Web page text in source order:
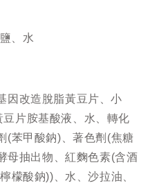
、水
因改造脫脂黃豆片、小
片胺基酸液、水、轉化
(苯甲酸鈉)、著色劑(焦糖
母抽出物、紅麴色素(含酒
檬酸鈉))、水、沙拉油、